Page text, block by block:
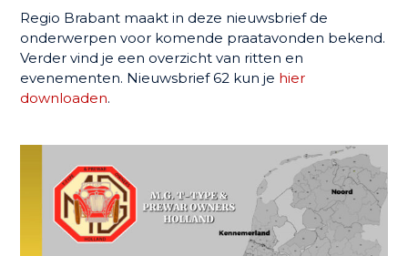
Regio Brabant maakt in deze nieuwsbrief de
onderwerpen voor komende praatavonden bekend.
Verder vind je een overzicht van ritten en
evenementen. Nieuwsbrief 62 kun je hier
downloaden.